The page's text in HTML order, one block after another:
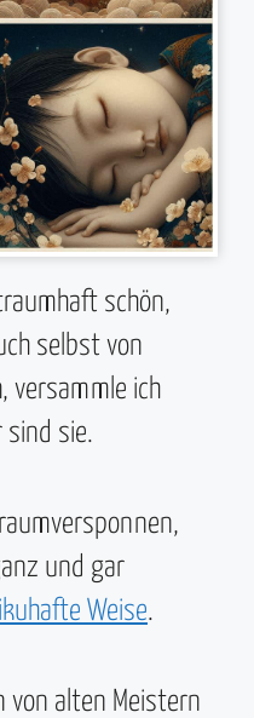
schön,
selbst von
versammle ich
sind sie.
und gar
Weise.
von alten Meistern